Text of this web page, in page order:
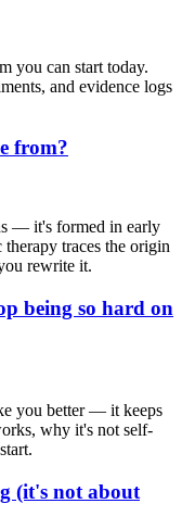
you can start today.
and evidence logs
from?
— it's formed in early
traces the origin
rewrite it.
being so hard on
you better — it keeps
why it's not self-
(it's not about